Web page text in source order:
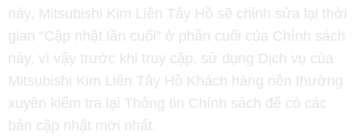
này, Mitsubishi Kim Liên Tây Hồ sẽ chỉnh sửa lại thời
gian “Cập nhật lần cuối” ở phần cuối của Chính sách
này, vì vậy trước khi truy cập, sử dụng Dịch vụ của
Mitsubishi Kim Liên Tây Hồ Khách hàng nên thường
xuyên kiểm tra lại Thông tin Chính sách để có các
bản cập nhật mới nhất.